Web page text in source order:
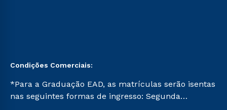
Condições Comerciais:
*Para a Graduação EAD, as matrículas serão isentas
nas seguintes formas de ingresso: Segunda